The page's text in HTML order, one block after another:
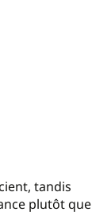
tandis
plutôt que